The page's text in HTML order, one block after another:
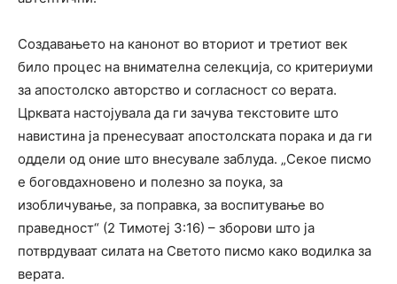
Создавањето на канонот во вториот и третиот век
било процес на внимателна селекција, со критериуми
за апостолско авторство и согласност со верата.
Црквата настојувала да ги зачува текстовите што
навистина ја пренесуваат апостолската порака и да ги
оддели од оние што внесувале заблуда. „Секое писмо
е боговдахновено и полезно за поука, за
изобличување, за поправка, за воспитување во
праведност“ (2 Тимотеј 3:16) – зборови што ја
потврдуваат силата на Светото писмо како водилка за
верата.